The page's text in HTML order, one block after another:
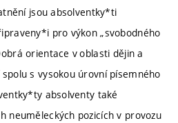
jsou absolventky*ti
pro výkon „svobodného
orientace v oblasti dějin a
s vysokou úrovní písemného
absolventy také
neuměleckých pozicích v provozu